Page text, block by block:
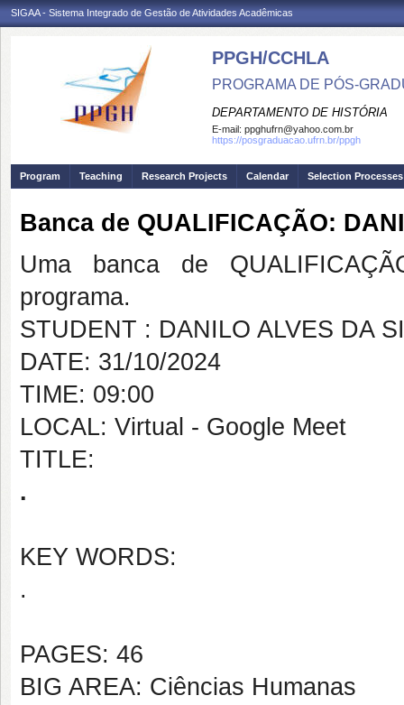
SIGAA - Sistema Integrado de Gestão de Atividades Acadêmicas
PPGH/CCHLA
PROGRAMA DE PÓS-
DEPARTAMENTO DE HISTÓRIA
E-mail: ppghufrn@yahoo.com.br
https://posgraduacao.ufrn.br/ppgh
Program Teaching Research Projects Calendar Selection Processes
Banca de QUALIFICAÇÃO:
Uma banca de
programa.
STUDENT : DANILO ALVES DA
DATE: 31/10/2024
TIME: 09:00
LOCAL: Virtual - Google Meet
TITLE:
.
KEY WORDS:
.
PAGES: 46
BIG AREA: Ciências Humanas